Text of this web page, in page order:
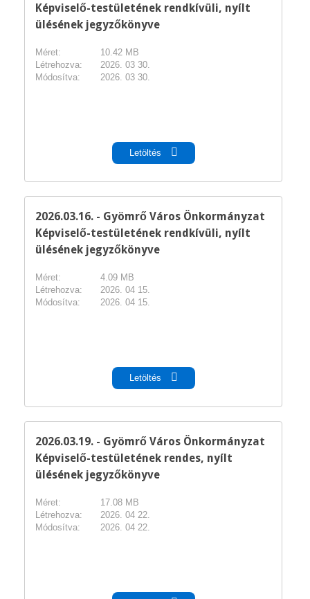
Képviselő-testületének rendkívüli, nyílt
ülésének jegyzőkönyve
Méret:
10.42 MB
Létrehozva:
2026. 03 30.
Módosítva:
2026. 03 30.
Letöltés
2026.03.16. - Gyömrő Város Önkormányzat
Képviselő-testületének rendkívüli, nyílt
ülésének jegyzőkönyve
Méret:
4.09 MB
Létrehozva:
2026. 04 15.
Módosítva:
2026. 04 15.
Letöltés
2026.03.19. - Gyömrő Város Önkormányzat
Képviselő-testületének rendes, nyílt
ülésének jegyzőkönyve
Méret:
17.08 MB
Létrehozva:
2026. 04 22.
Módosítva:
2026. 04 22.